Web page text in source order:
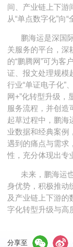
间、产业链上下游
从“单点数字化”向“
鹏海运是深国
关服务的平台，深
的“鹏腾网”可为客
证、报文处理规模
行业“单证电子化”
网+”化转型升级，
服务流程，并创造
起草过程中，鹏海
业数据和经典案例
遇到的痛点与需求
性，充分体现出专
未来，鹏海运
身优势，积极推动
及产业链上下游的
字化转型升级与高
分享至